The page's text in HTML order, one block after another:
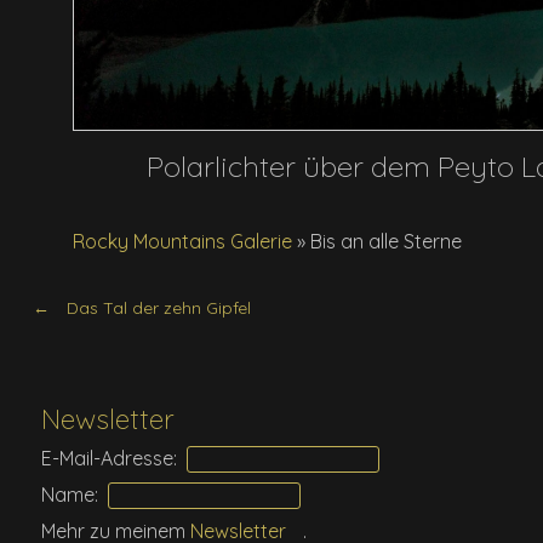
Polarlichter über dem Peyto
Rocky Mountains Galerie » Bis an alle Sterne
Das Tal der zehn Gipfel
Newsletter
E-Mail-Adresse:
Name:
Mehr zu meinem Newsletter .